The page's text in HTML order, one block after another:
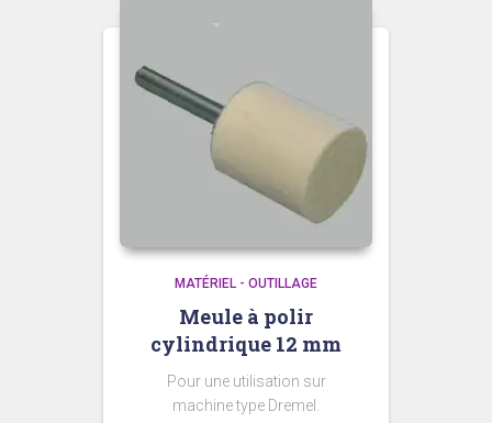
MATÉRIEL - OUTILLAGE
Meule à polir
cylindrique 12 mm
Pour une utilisation sur
machine type Dremel.